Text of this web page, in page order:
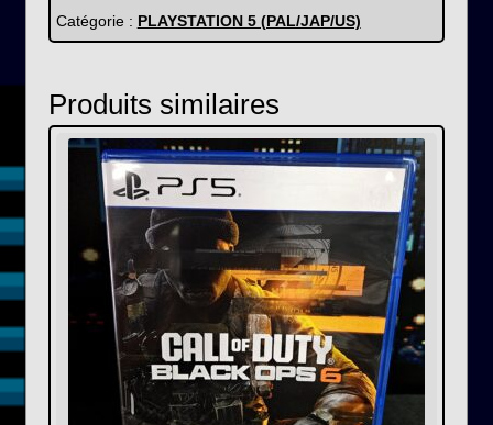
Catégorie : PLAYSTATION 5 (PAL/JAP/US)
Produits similaires